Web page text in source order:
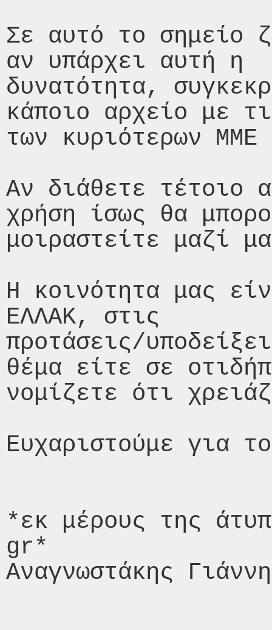
Σε αυτό το σημείο
αν υπάρχει αυτή η
δυνατότητα,
κάποιο αρχείο με
των κυριότερων
Αν διάθετε τέτοιο
χρήση ίσως θα
μοιραστείτε μαζί
Η κοινότητα μας
ΕΛΛΑΚ, στις
προτάσεις/
θέμα είτε σε
νομίζετε ότι
Ευχαριστούμε για
*εκ μέρους της
gr*
Αναγνωστάκης